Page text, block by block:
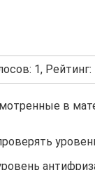
1, Рейтинг:
в